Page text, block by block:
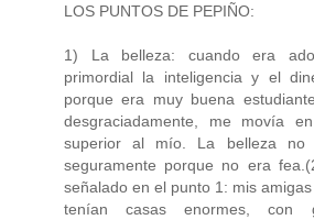
LOS PUNTOS DE PEPIÑO:
1) La belleza: cuando era
primordial la inteligencia y el
porque era muy buena
desgraciadamente, me movía
superior al mío. La belleza no
seguramente porque no era
señalado en el punto 1: mis
tenían casas enormes, con